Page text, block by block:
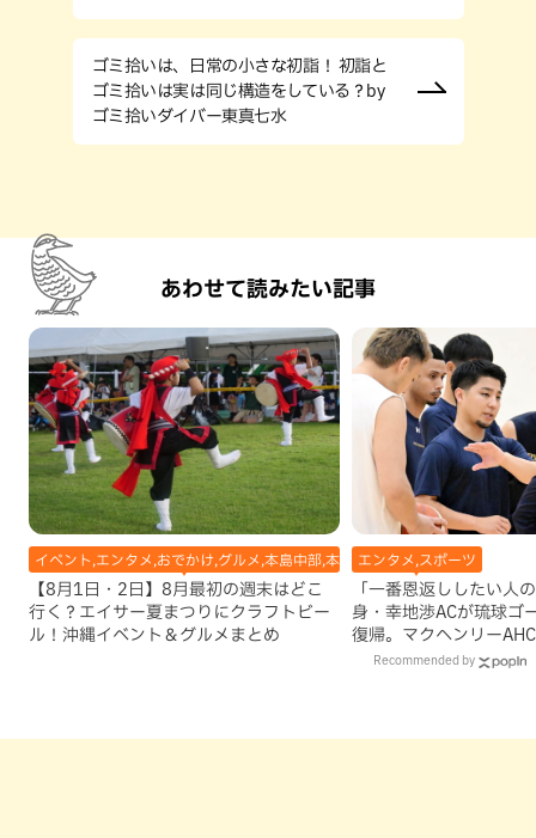
ゴミ拾いは、日常の小さな初詣！ 初詣と
ゴミ拾いは実は同じ構造をしている？by
ゴミ拾いダイバー東真七水
あわせて読みたい記事
イベント,エンタメ,おでかけ,グルメ,本島中部,本島北部,本島南部
【8月1日・2日】8月最初の週末はどこ
行く？エイサー夏まつりにクラフトビー
ル！沖縄イベント＆グルメまとめ
エンタメ,スポーツ
「一番恩返ししたい人
身・幸地渉ACが琉球ゴ
復帰。マクヘンリー
理由Recommended by